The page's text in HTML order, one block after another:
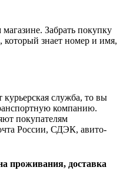
Забрать покупку
знает номер и имя,
курьерская служба, то вы
компанию.
покупателям
России, СДЭК, авито-
проживания, доставка